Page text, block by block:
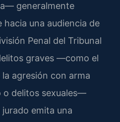
generalmente
una audiencia de
Penal del Tribunal
graves —como el
agresión con arma
o delitos sexuales—
emita una